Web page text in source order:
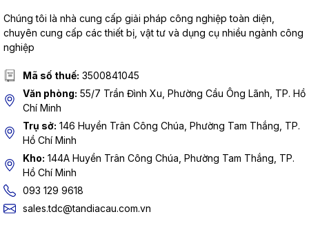
Chúng tôi là nhà cung cấp giải pháp công nghiệp toàn diện,
chuyên cung cấp các thiết bị, vật tư và dụng cụ nhiều ngành công
nghiệp
Mã số thuế: 3500841045
Văn phòng: 55/7 Trần Đình Xu, Phường Cầu Ông Lãnh, TP. Hồ
Chí Minh
Trụ sở: 146 Huyền Trân Công Chúa, Phường Tam Thắng, TP.
Hồ Chí Minh
Kho: 144A Huyền Trân Công Chúa, Phường Tam Thắng, TP.
Hồ Chí Minh
093 129 9618
sales.tdc@tandiacau.com.vn